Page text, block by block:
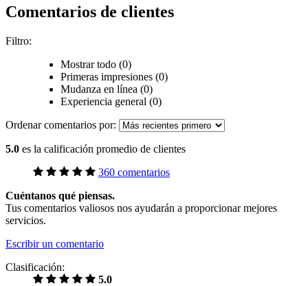
Comentarios de clientes
Filtro:
Mostrar todo (0)
Primeras impresiones (0)
Mudanza en línea (0)
Experiencia general (0)
Ordenar comentarios por:
5.0 es la calificación promedio de clientes
360 comentarios
Cuéntanos qué piensas.
Tus comentarios valiosos nos ayudarán a proporcionar mejores
servicios.
Escribir un comentario
Clasificación:
5.0